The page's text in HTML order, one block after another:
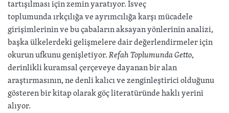
tartışılması için zemin yaratıyor. İsveç
toplumunda ırkçılığa ve ayrımcılığa karşı mücadele
girişimlerinin ve bu çabaların aksayan yönlerinin analizi,
başka ülkelerdeki gelişmelere dair değerlendirmeler için
okurun ufkunu genişletiyor.Refah Toplumunda Getto,
derinlikli kuramsal çerçeveye dayanan bir alan
araştırmasının, ne denli kalıcı ve zenginleştirici olduğunu
gösteren bir kitap olarak göç literatüründe haklı yerini
alıyor.